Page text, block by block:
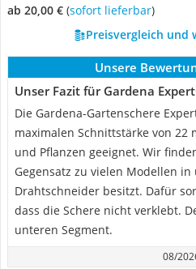
ab 20,00 € ( Sofort lieferbar)
Preisvergleich und
Unsere
Unser Fazit für Gardena
Die Gardena-Gartenschere
maximalen Schnittstärke von 22
und Pflanzen geeignet. Wir
Gegensatz zu vielen Modellen
Drahtschneider besitzt. Dafür
dass die Schere nicht verklebt.
unteren Segment.
08/